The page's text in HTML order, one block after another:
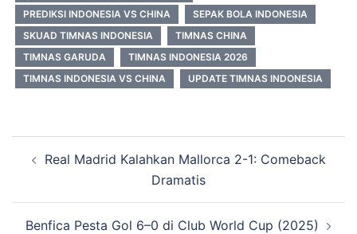
PREDIKSI INDONESIA VS CHINA
SEPAK BOLA INDONESIA
SKUAD TIMNAS INDONESIA
TIMNAS CHINA
TIMNAS GARUDA
TIMNAS INDONESIA 2026
TIMNAS INDONESIA VS CHINA
UPDATE TIMNAS INDONESIA
navigation
Real Madrid Kalahkan Mallorca 2-1: Comeback
Dramatis
Benfica Pesta Gol 6–0 di Club World Cup (2025)